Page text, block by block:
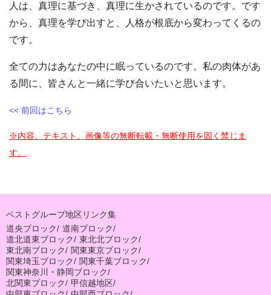
人は、真理に基づき、真理に生かされているのです。です
から、真理を学び出すと、人格が根底から変わってくるの
です。
全ての力はあなたの中に眠っているのです。私の肉体があ
る間に、皆さんと一緒に学び合いたいと思います。
<< 前回はこちら
※内容、テキスト、画像等の無断転載・無断使用を固く禁じま
す。
ベストグループ地区リンク集
道央ブロック/ 道南ブロック/
道北道東ブロック/ 東北北ブロック/
東北南ブロック/ 関東東京ブロック/
関東埼玉ブロック/ 関東千葉ブロック/
関東神奈川・静岡ブロック/
北関東ブロック/ 甲信越地区/